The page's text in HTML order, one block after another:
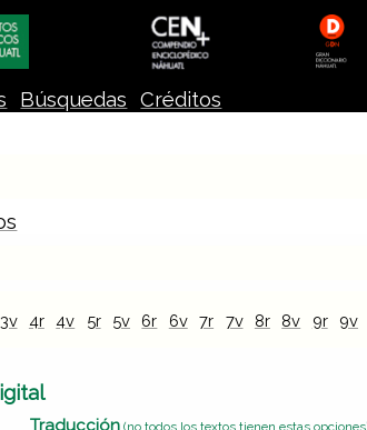
Búsquedas Créditos
3v 4r 4v 5r 5v 6r 6v 7r 7v 8r 8v 9r 9v